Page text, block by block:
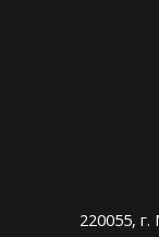
220055,